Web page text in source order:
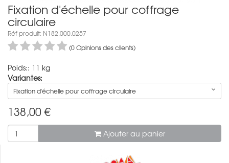
Fixation d'échelle pour coffrage
circulaire
Réf produit: N182.000.0257
(0 Opinions des clients)
Poids:: 11 kg
Variantes:
Fixation d'échelle pour coffrage circulaire
138,00 €
Ajouter au panier